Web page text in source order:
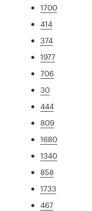
1700
414
374
1977
706
30
444
809
1680
1340
858
1733
467